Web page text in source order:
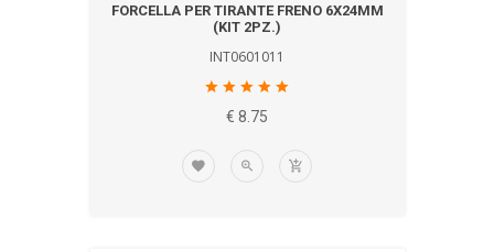
FORCELLA PER TIRANTE FRENO 6X24MM
(KIT 2PZ.)
INT0601011
€ 8.75